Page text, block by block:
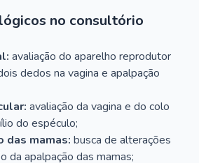
no consultório
avaliação do aparelho reprodutor
dedos na vagina e apalpação
avaliação da vagina e do colo
do espéculo;
das mamas: busca de alterações
da apalpação das mamas;